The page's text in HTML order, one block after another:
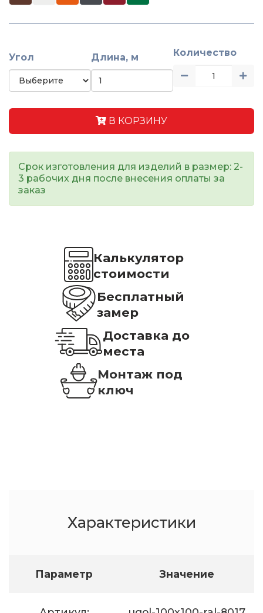
Угол Длина, м Количество
В КОРЗИНУ
Срок изготовления для изделий в размер: 2-
3 рабочих дня после внесения оплаты за
заказ
Калькулятор
стоимости
Бесплатный
замер
Доставка до
места
Монтаж под
ключ
Характеристики
Параметр Значение